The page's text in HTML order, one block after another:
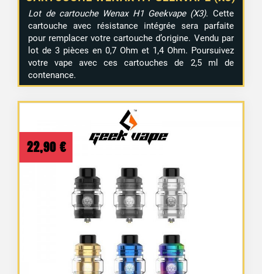
Lot de cartouche Wenax H1 Geekvape (X3). Cette
cartouche avec résistance intégrée sera parfaite
pour remplacer votre cartouche d’origine. Vendu par
lot de 3 pièces en 0,7 Ohm et 1,4 Ohm. Poursuivez
votre vape avec ces cartouches de 2,5 ml de
contenance.
22,90 €